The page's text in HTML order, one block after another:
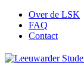
Over de LSK
FAQ
Contact
Menu